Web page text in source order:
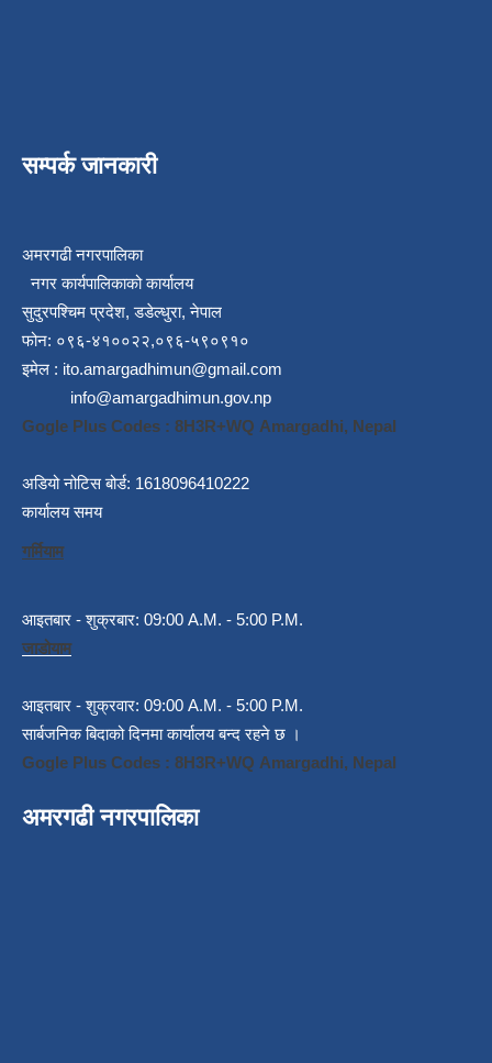
सम्पर्क जानकारी
अमरगढी नगरपालिका
नगर कार्यपालिकाको कार्यालय
सुदुरपश्चिम प्रदेश, डडेल्धुरा, नेपाल
फोन: ०९६-४१००२२,०९६-५९०९१०
इमेल : ito.amargadhimun@gmail.com
info@amargadhimun.gov.np
Gogle Plus Codes : 8H3R+WQ Amargadhi, Nepal
अडियो नोटिस बोर्ड: 1618096410222
कार्यालय समय
गर्मियाम
आइतबार - शुक्रबार: 09:00 A.M. - 5:00 P.M.
जाडोयाम
आइतबार - शुक्रवार: 09:00 A.M. - 5:00 P.M.
सार्बजनिक बिदाको दिनमा कार्यालय बन्द रहने छ ।
Gogle Plus Codes : 8H3R+WQ Amargadhi, Nepal
अमरगढी नगरपालिका